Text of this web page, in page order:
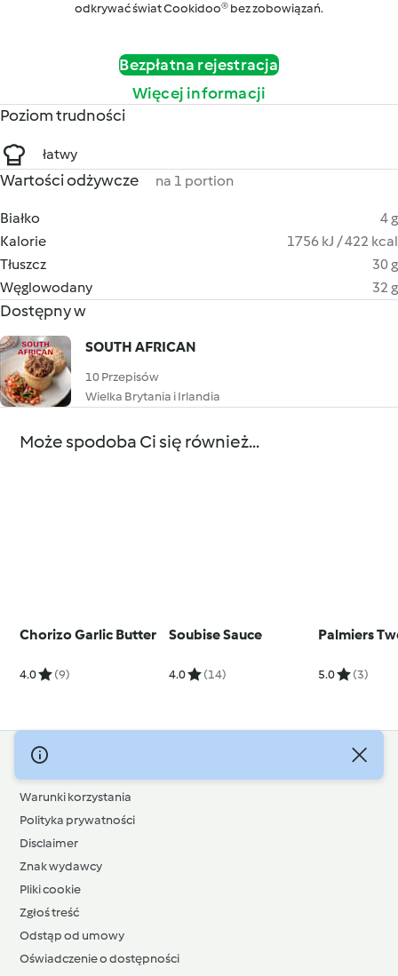
odkrywać świat Cookidoo® bez zobowiązań.
Bezpłatna rejestracja
Więcej informacji
Poziom trudności
łatwy
Wartości odżywcze na 1 portion
Białko
4 g
Kalorie
1756 kJ / 422 kcal
Tłuszcz
30 g
Węglowodany
32 g
Dostępny w
SOUTH AFRICAN
10 Przepisów
Wielka Brytania i Irlandia
Może spodoba Ci się również...
Chorizo Garlic Butter
4.0 (9)
Soubise Sauce
4.0 (14)
Palmiers
5.0 (3)
© Copyright 2026
Warunki korzystania
Polityka prywatności
Disclaimer
Znak wydawcy
Pliki cookie
Zgłoś treść
Odstąp od umowy
Oświadczenie o dostępności